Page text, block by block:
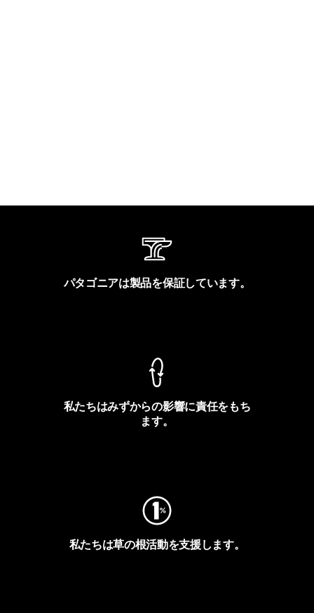
パタゴニアは製品を保証しています。
私たちはみずからの影響に責任をもち
ます。
私たちは草の根活動を支援します。